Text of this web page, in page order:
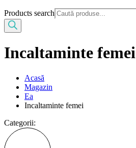
Products search
Incaltaminte femei
Acasă
Magazin
Ea
Incaltaminte femei
Categorii: